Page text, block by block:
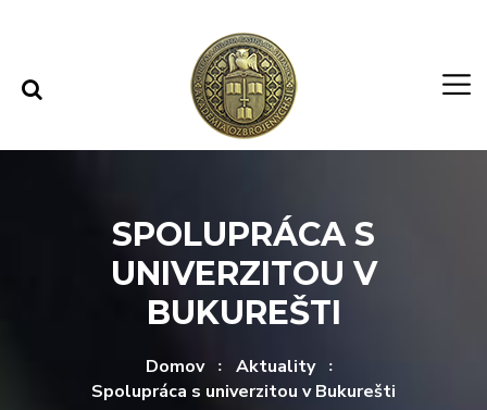
SPOLUPRÁCA S
UNIVERZITOU V
BUKUREŠTI
Domov
Aktuality
Spolupráca s univerzitou v Bukurešti